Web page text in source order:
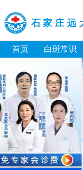
石家庄远
首页 白斑常识
大